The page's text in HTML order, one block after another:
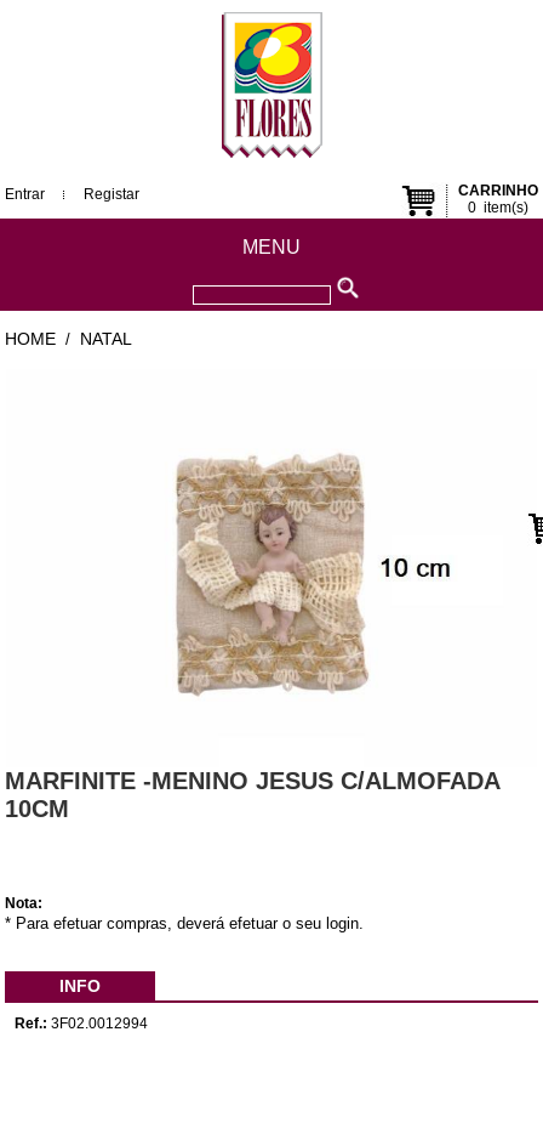
CARRINHO
0item(s)
Entrar Registar
MENU
HOME / NATAL
MARFINITE -MENINO JESUS C/ALMOFADA
10CM
Nota:
* Para efetuar compras, deverá efetuar o seu login.
INFO
Ref.: 3F02.0012994